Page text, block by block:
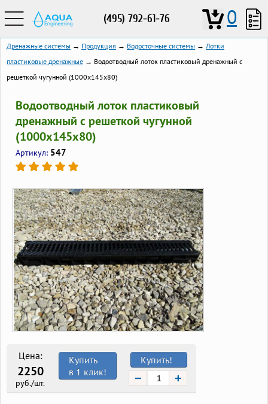
(495) 792-61-76 0
Дренажные системы → Продукция → Водосточные системы → Лотки
пластиковые дренажные → Водоотводный лоток пластиковый дренажный с
решеткой чугунной (1000x145x80)
Водоотводный лоток пластиковый
дренажный с решеткой чугунной
(1000x145x80)
Артикул: 547
Цена:
2250
руб./шт.
Купить!
− +
Купить
в 1 клик!